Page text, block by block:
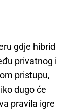
gdje hibrid
privatnog i
pristupu,
dugo će
pravila igre